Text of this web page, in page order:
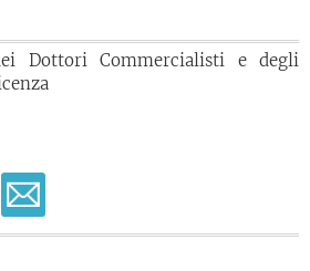
Dottori Commercialisti e degli